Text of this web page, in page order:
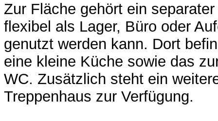
Zur Fläche gehört ein
flexibel als Lager, Büro oder
genutzt werden kann. Dort
eine kleine Küche sowie das
WC. Zusätzlich steht ein
Treppenhaus zur Verfügung.